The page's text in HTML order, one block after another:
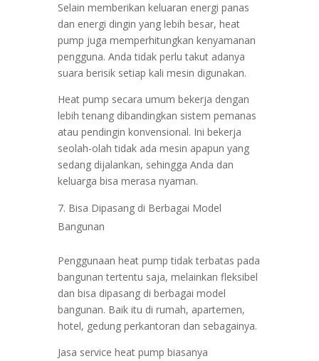
Selain memberikan keluaran energi panas
dan energi dingin yang lebih besar, heat
pump juga memperhitungkan kenyamanan
pengguna. Anda tidak perlu takut adanya
suara berisik setiap kali mesin digunakan.
Heat pump secara umum bekerja dengan
lebih tenang dibandingkan sistem pemanas
atau pendingin konvensional. Ini bekerja
seolah-olah tidak ada mesin apapun yang
sedang dijalankan, sehingga Anda dan
keluarga bisa merasa nyaman.
Bisa Dipasang di Berbagai Model
Bangunan
Penggunaan heat pump tidak terbatas pada
bangunan tertentu saja, melainkan fleksibel
dan bisa dipasang di berbagai model
bangunan. Baik itu di rumah, apartemen,
hotel, gedung perkantoran dan sebagainya.
Jasa service heat pump biasanya